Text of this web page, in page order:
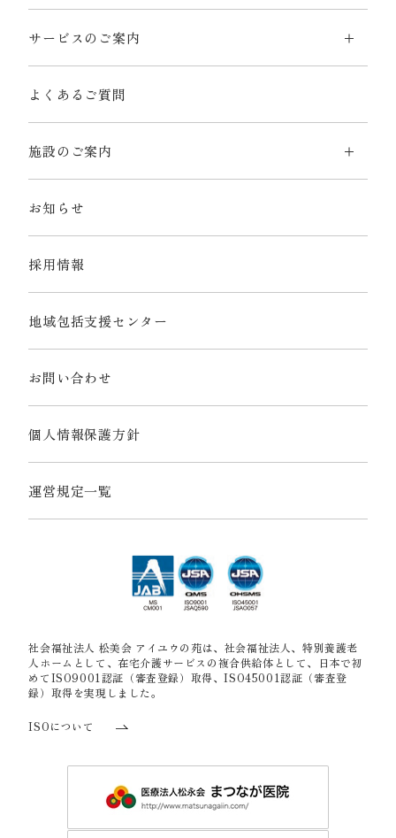
サービスのご案内
よくあるご質問
施設のご案内
お知らせ
採用情報
地域包括支援センター
お問い合わせ
個人情報保護方針
運営規定一覧
社会福祉法人 松美会 アイユウの苑は、社会福祉法人、特別養護老
人ホームとして、在宅介護サービスの複合供給体として、日本で初
めてISO9001認証（審査登録）取得、ISO45001認証（審査登
録）取得を実現しました。
ISOについて